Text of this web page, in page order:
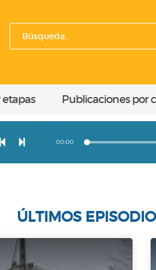
Publicaciones por
00:00
ÚLTIMOS